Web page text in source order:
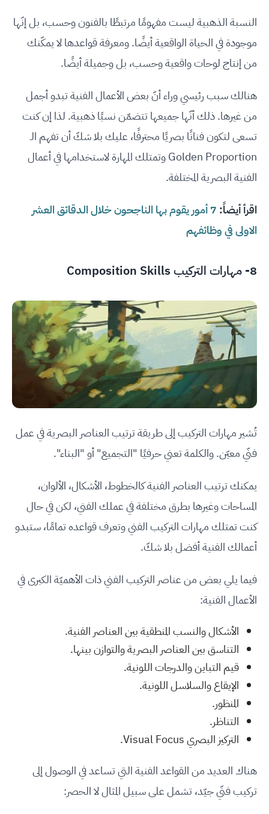
النسبة الذهبية ليست مفهومًا مرتبطًا بالفنون وحسب، بل إنّها
موجودة في الحياة الواقعية أيضًا. ومعرفة قواعدها لا يمكّنك
من إنتاج لوحات واقعية وحسب، بل وجميلة أيضًا.
هنالك سبب رئيسي وراء أنّ بعض الأعمال الفنية تبدو أجمل
من غيرها. ذلك أنّها جميعها تتضمّن نسبًا ذهبية. لذا إن كنت
تسعى لتكون فنانًا بصريًا محترفًا، عليك بلا شكّ أن تفهم الـ
Golden Proportion وتمتلك المهارة لاستخدامها في أعمال
الفنية البصرية المختلفة.
اقرأ أيضاً:
7 أمور يقوم بها الناجحون خلال الدقائق العشر
الاولى في وظائفهم
8- مهارات التركيب Composition Skills
تُشير مهارات التركيب إلى طريقة ترتيب العناصر البصرية في عمل
فنّي معيّن. والكلمة تعني حرفيًا "التجميع" أو "البناء".
يمكنك ترتيب العناصر الفنية كالخطوط، الأشكال، الألوان،
المساحات وغيرها بطرق مختلفة في عملك الفني، لكن في حال
كنت تمتلك مهارات التركيب الفني وتعرف قواعده تمامًا، ستبدو
أعمالك الفنية أفضل بلا شكّ.
فيما يلي بعض من عناصر التركيب الفني ذات الأهميّة الكبرى في
الأعمال الفنية:
الأشكال والنسب المنطقية بين العناصر الفنية.
التناسق بين العناصر البصرية والتوازن بينها.
قيم التباين والدرجات اللونية.
الإيقاع والسلاسل اللونية.
المنظور.
التناظر.
التركيز البصري Visual Focus.
هناك العديد من القواعد الفنية التي تساعد في الوصول إلى
تركيب فنّي جيّد، تشمل على سبيل المثال لا الحصر: